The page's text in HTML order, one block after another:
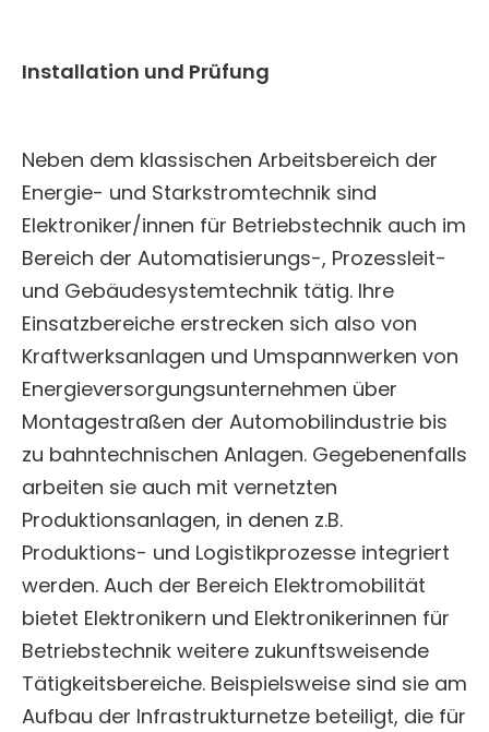
Installation und Prüfung
Neben dem klassischen Arbeitsbereich der
Energie- und Starkstromtechnik sind
Elektroniker/innen für Betriebstechnik auch im
Bereich der Automatisierungs-, Prozessleit-
und Gebäudesystemtechnik tätig. Ihre
Einsatzbereiche erstrecken sich also von
Kraftwerksanlagen und Umspannwerken von
Energieversorgungsunternehmen über
Montagestraßen der Automobilindustrie bis
zu bahntechnischen Anlagen. Gegebenenfalls
arbeiten sie auch mit vernetzten
Produktionsanlagen, in denen z.B.
Produktions- und Logistikprozesse integriert
werden. Auch der Bereich Elektromobilität
bietet Elektronikern und Elektronikerinnen für
Betriebstechnik weitere zukunftsweisende
Tätigkeitsbereiche. Beispielsweise sind sie am
Aufbau der Infrastrukturnetze beteiligt, die für